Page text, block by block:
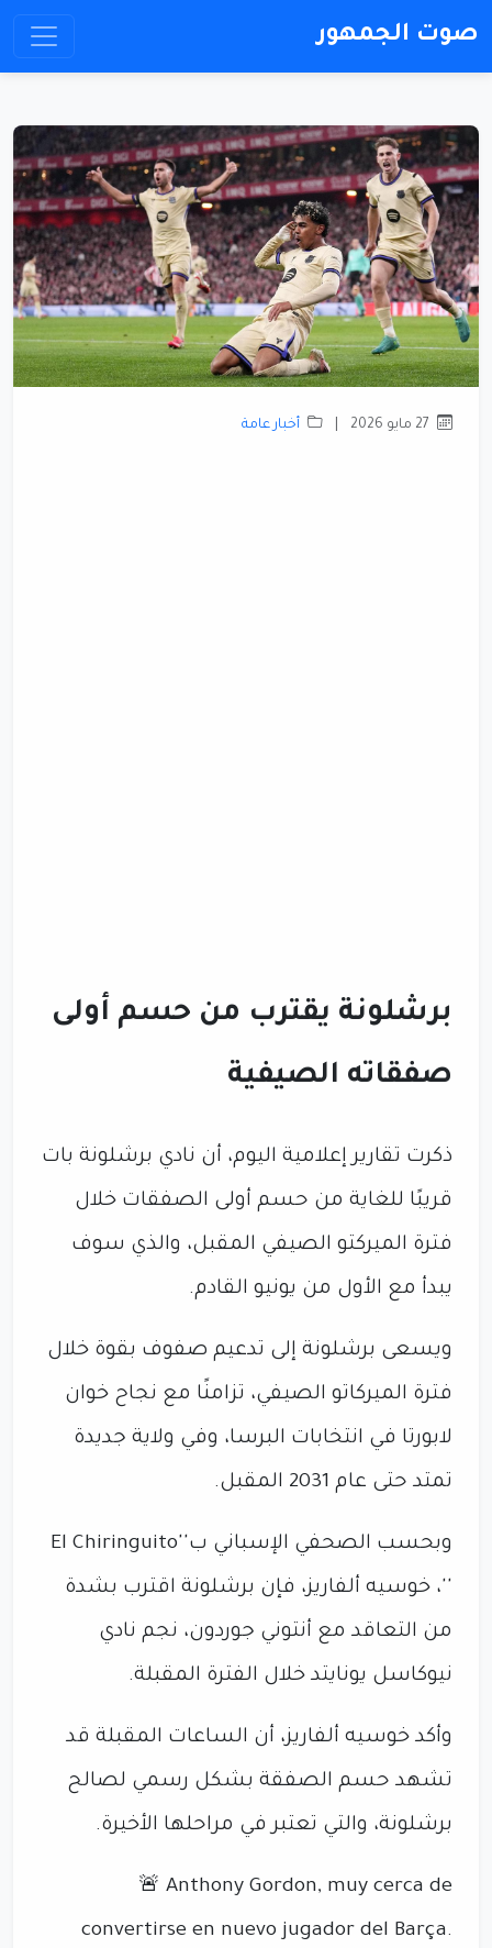
صوت الجمهور
أخبار عامة
برشلونة يقترب من حسم أولى
صفقاته الصيفية
ذكرت تقارير إعلامية اليوم، أن نادي برشلونة بات
قريبًا للغاية من حسم أولى الصفقات خلال
فترة الميركتو الصيفي المقبل، والذي سوف
يبدأ مع الأول من يونيو القادم.
ويسعى برشلونة إلى تدعيم صفوف بقوة خلال
فترة الميركاتو الصيفي، تزامنًا مع نجاح خوان
لابورتا في انتخابات البرسا، وفي ولاية جديدة
تمتد حتى عام 2031 المقبل.
وبحسب الصحفي الإسباني ب''El Chiringuito
''، خوسيه ألفاريز، فإن برشلونة اقترب بشدة
من التعاقد مع أنتوني جوردون، نجم نادي
نيوكاسل يونايتد خلال الفترة المقبلة.
وأكد خوسيه ألفاريز، أن الساعات المقبلة قد
تشهد حسم الصفقة بشكل رسمي لصالح
برشلونة، والتي تعتبر في مراحلها الأخيرة.
🚨 Anthony Gordon, muy cerca de
convertirse en nuevo jugador del Barça.